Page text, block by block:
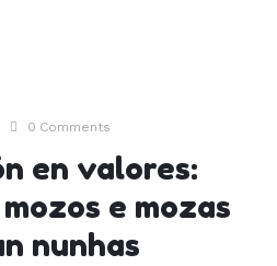
0 Comments
en valores:
e mozas
nunhas